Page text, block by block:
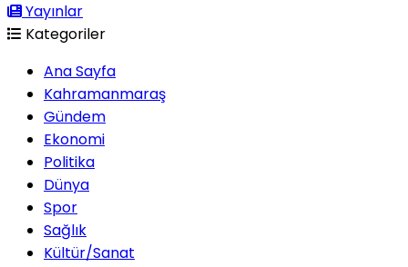
Yayınlar
Kategoriler
Ana Sayfa
Kahramanmaraş
Gündem
Ekonomi
Politika
Dünya
Spor
Sağlık
Kültür/Sanat